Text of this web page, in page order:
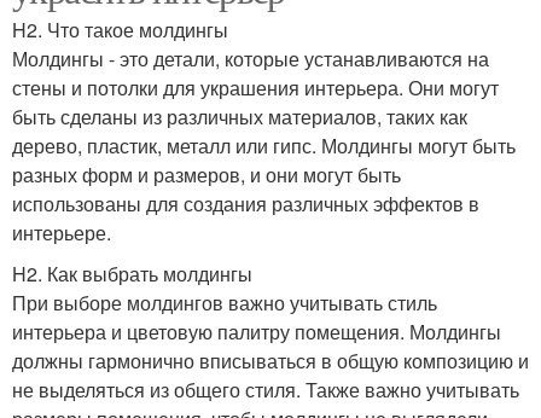
H2. Что такое молдингы
Молдингы - это детали, которые устанавливаются на
стены и потолки для украшения интерьера. Они могут
быть сделаны из различных материалов, таких как
дерево, пластик, металл или гипс. Молдингы могут быть
разных форм и размеров, и они могут быть
использованы для создания различных эффектов в
интерьере.
H2. Как выбрать молдингы
При выборе молдингов важно учитывать стиль
интерьера и цветовую палитру помещения. Молдингы
должны гармонично вписываться в общую композицию и
не выделяться из общего стиля. Также важно учитывать